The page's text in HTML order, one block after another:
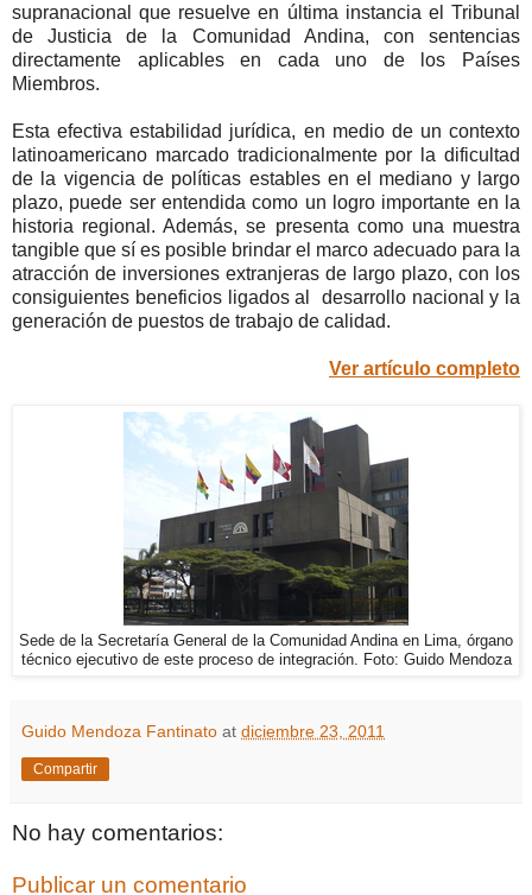
supranacional que resuelve en última instancia el Tribunal
de Justicia de la Comunidad Andina, con sentencias
directamente aplicables en cada uno de los Países
Miembros.
Esta efectiva estabilidad jurídica, en medio de un contexto
latinoamericano marcado tradicionalmente por la dificultad
de la vigencia de políticas estables en el mediano y largo
plazo, puede ser entendida como un logro importante en la
historia regional. Además, se presenta como una muestra
tangible que sí es posible brindar el marco adecuado para la
atracción de inversiones extranjeras de largo plazo, con los
consiguientes beneficios ligados al
desarrollo nacional y la
generación de puestos de trabajo de calidad.
Ver artículo completo
Sede de la Secretaría General de la Comunidad Andina en Lima, órgano
técnico ejecutivo de este proceso de integración. Foto: Guido Mendoza
Guido Mendoza Fantinato at diciembre 23, 2011
Compartir
No hay comentarios:
Publicar un comentario